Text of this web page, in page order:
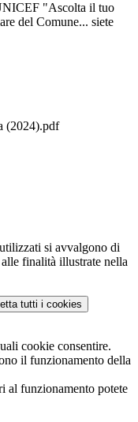
"Ascolta il tuo
del Comune... siete
(2024).pdf
si avvalgono di
finalità illustrate nella
tutti i cookies
cookie consentire.
il funzionamento della
al funzionamento potete